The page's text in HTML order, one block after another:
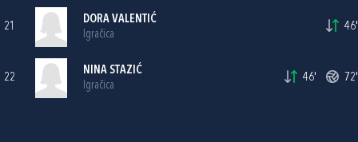
21
DORA VALENTIĆ
Igračica
46'
22
NINA STAZIĆ
Igračica
46' 72'